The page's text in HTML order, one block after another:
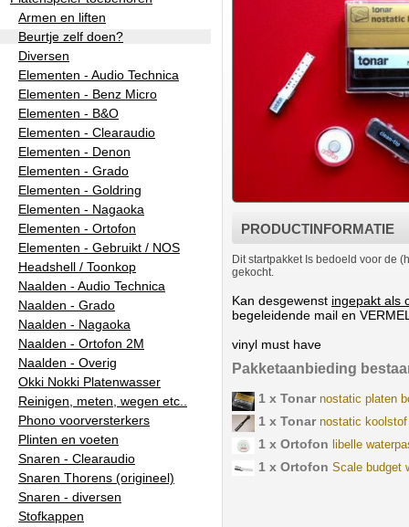
Armen en liften
Beurtje zelf doen?
Diversen
Elementen - Audio Technica
Elementen - Benz Micro
Elementen - B&O
Elementen - Clearaudio
Elementen - Denon
Elementen - Grado
Elementen - Goldring
Elementen - Nagaoka
Elementen - Ortofon
Elementen - Gebruikt / NOS
Headshell / Toonkop
Naalden - Audio Technica
Naalden - Grado
Naalden - Nagaoka
Naalden - Ortofon 2M
Naalden - Overig
Okki Nokki Platenwasser
Reinigen, meten, wegen etc..
Phono voorversterkers
Plinten en voeten
Snaren - Clearaudio
Snaren Thorens (origineel)
Snaren - diversen
Stofkappen
PRODUCTINFORMATIE
Dit startpakket Is bedoeld voor de
gekocht.
Kan desgewenst ingepakt als
begeleidende mail en
vinyl must have
Pakketaanbieding
1 x Tonarnostatic platen
1 x Tonarnostatic koolstof
1 x Ortofon libelle
1 x Ortofon Scale budget